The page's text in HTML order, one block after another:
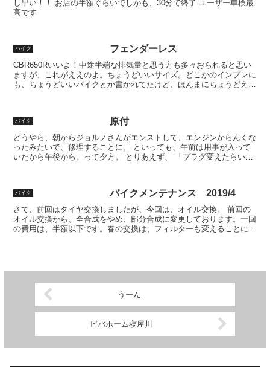
し早い！！ お店の半額ぐらいでしかも、30分で終了 ユーザー車検最
高です
バイク フェンダーレス
CBR650Rいいよ！中途半端な排気量と思う方も多々おられると思い
ますが、これがええのよ。ちょうどいいサイズ。どこかのインプレに
も、ちょうどいいバイクとか書かれてたけど、ほんまにちょうどええ
バイク 原付
どうやら、朝からジョルノさんがエンストして、エンジンからんくな
ったみたいで、修理することに。 といっても、午前は用事が入って
いたから午後から。って夕方。 とりあえず、 「プラグ変えたらいけ
バイク バイクメンテナンス 2019/4
さて、前回はタイヤ交換しましたが、今回は、オイル交換。 前回の
オイル交換から、全合成をやめ、部分合成に変更しております。一回
の費用は、半額以下です。春の交換は、フィルターも変えることにし
うーん
ビバホーム寝屋川